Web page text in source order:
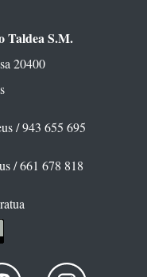
Taldea S.M.
20400
/ 943 655 695
/ 661 678 818